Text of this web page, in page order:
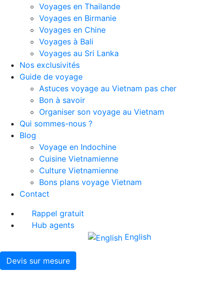
Voyages en Thailande
Voyages en Birmanie
Voyages en Chine
Voyages à Bali
Voyages au Sri Lanka
Nos exclusivités
Guide de voyage
Astuces voyage au Vietnam pas cher
Bon à savoir
Organiser son voyage au Vietnam
Qui sommes-nous ?
Blog
Voyage en Indochine
Cuisine Vietnamienne
Culture Vietnamienne
Bons plans voyage Vietnam
Contact
Rappel gratuit
Hub agents
English
Devis sur mesure